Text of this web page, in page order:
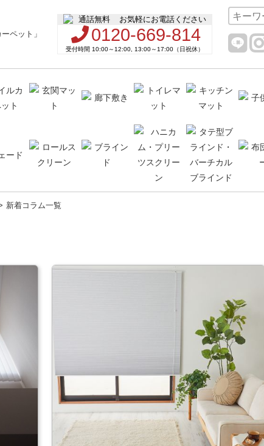
お気軽にお電話ください
0120-669-814
受付時間 10:00～12:00, 13:00～17:00（日祝休）
新着コラム一覧